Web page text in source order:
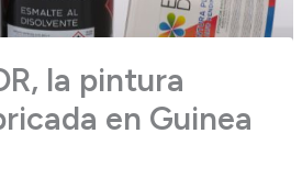
la pintura
en Guinea